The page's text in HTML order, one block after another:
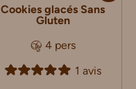
Cookies glacés Sans
Gluten
4 pers
1 avis